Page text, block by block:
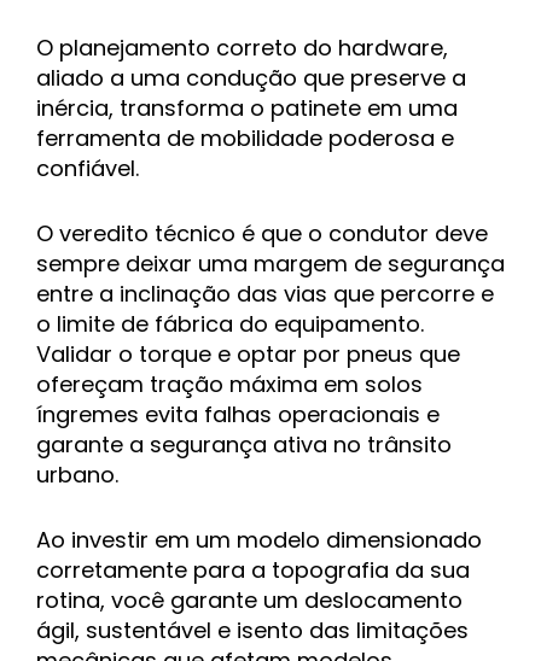
O planejamento correto do hardware,
aliado a uma condução que preserve a
inércia, transforma o patinete em uma
ferramenta de mobilidade poderosa e
confiável.
O veredito técnico é que o condutor deve
sempre deixar uma margem de segurança
entre a inclinação das vias que percorre e
o limite de fábrica do equipamento.
Validar o torque e optar por pneus que
ofereçam tração máxima em solos
íngremes evita falhas operacionais e
garante a segurança ativa no trânsito
urbano.
Ao investir em um modelo dimensionado
corretamente para a topografia da sua
rotina, você garante um deslocamento
ágil, sustentável e isento das limitações